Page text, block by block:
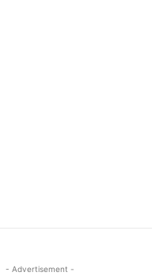
- Advertisement -